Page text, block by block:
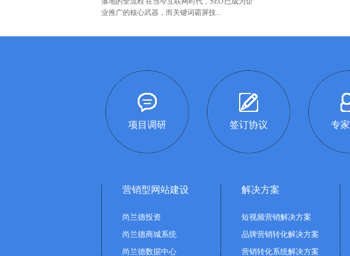
业推广的核心武器，而关键词霸屏技...
项目调研 签订协议 专
营销型网站建设
尚兰德投资
尚兰德商城系统
尚兰德数据中心
解决方案
短视频营销解决方案
品牌营销转化解决方案
营销转化系统解决方案